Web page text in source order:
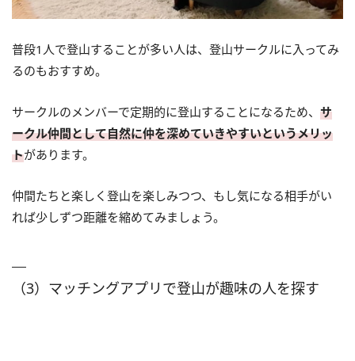
普段1人で登山することが多い人は、登山サークルに入ってみ
るのもおすすめ。
サークルのメンバーで定期的に登山することになるため、 サ
ークル仲間として自然に仲を深めていきやすいというメリッ
トがあります。
仲間たちと楽しく登山を楽しみつつ、もし気になる相手がい
れば少しずつ距離を縮めてみましょう。
（3）マッチングアプリで登山が趣味の人を探す